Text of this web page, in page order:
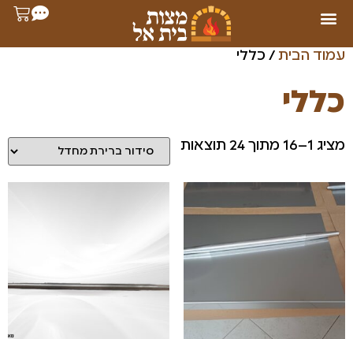
עמוד הבית/ כללי
כללי
מציג 1–16 מתוך 24 תוצאות